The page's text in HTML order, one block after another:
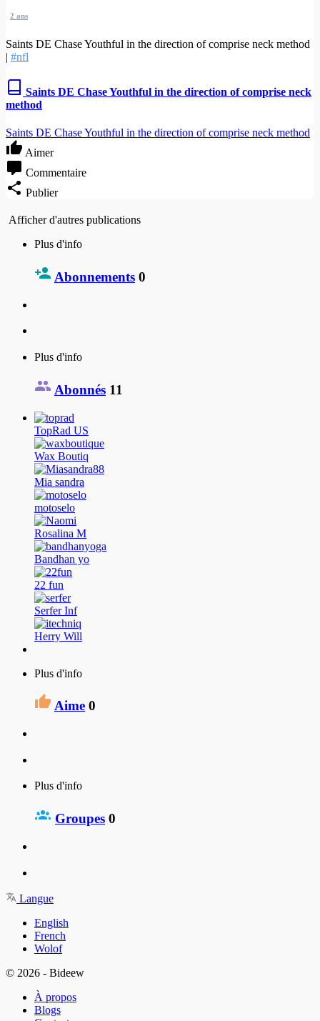
2 ans
Saints DE Chase Youthful in the direction of comprise neck method
| #nfl
Saints DE Chase Youthful in the direction of comprise neck
method
Saints DE Chase Youthful in the direction of comprise neck method
Aimer
Commentaire
Publier
Afficher d'autres publications
Plus d'info
Abonnements 0
Plus d'info
Abonnés 11
TopRad US
Wax Boutiq
Mia sandra
motoselo
Rosalina М
Bandhan yo
22 fun
Serfer Inf
Herry Will
Plus d'info
Aime 0
Plus d'info
Groupes 0
Langue
English
French
Wolof
© 2026 - Bideew
À propos
Blogs